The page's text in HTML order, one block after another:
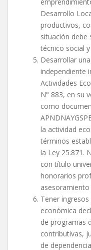
Desarrollo
productivos,
situación debe
técnico social
Desarrollar
independiente
Actividades
N° 883, en su
como
la actividad
términos
la Ley 25.871.
con título
honorarios
Tener
económica
de programas
contributivas,
de